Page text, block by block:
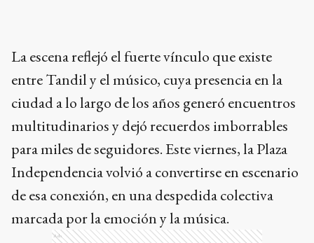
La escena reflejó el fuerte vínculo que existe
entre Tandil y el músico, cuya presencia en la
ciudad a lo largo de los años generó encuentros
multitudinarios y dejó recuerdos imborrables
para miles de seguidores. Este viernes, la Plaza
Independencia volvió a convertirse en escenario
de esa conexión, en una despedida colectiva
marcada por la emoción y la música.
Ads